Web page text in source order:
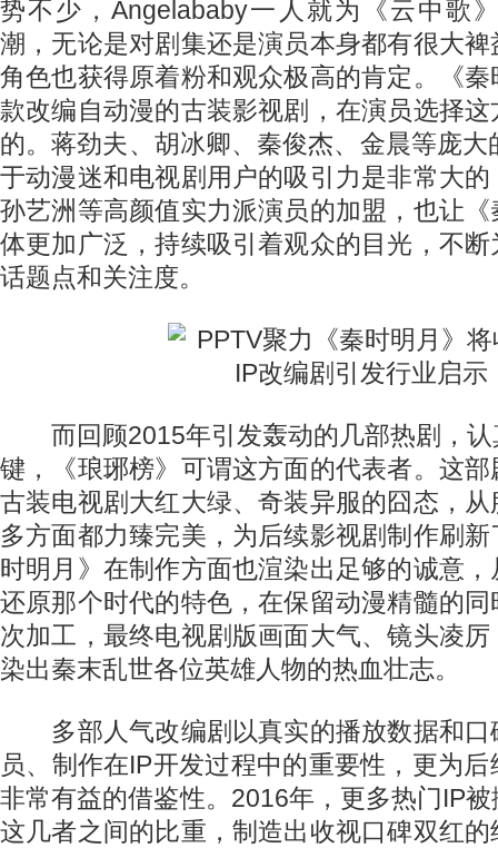
势不少，Angelababy一人就为《云中歌
潮，无论是对剧集还是演员本身都有很大
角色也获得原着粉和观众极高的肯定。《
款改编自动漫的古装影视剧，在演员选择
的。蒋劲夫、胡冰卿、秦俊杰、金晨等庞
于动漫迷和电视剧用户的吸引力是非常大
孙艺洲等高颜值实力派演员的加盟，也让
体更加广泛，持续吸引着观众的目光，不
话题点和关注度。
而回顾2015年引发轰动的几部热剧，认
键，《琅琊榜》可谓这方面的代表者。这
古装电视剧大红大绿、奇装异服的囧态，
多方面都力臻完美，为后续影视剧制作刷
时明月》在制作方面也渲染出足够的诚意
还原那个时代的特色，在保留动漫精髓的
次加工，最终电视剧版画面大气、镜头凌
染出秦末乱世各位英雄人物的热血壮志。
多部人气改编剧以真实的播放数据和口
员、制作在IP开发过程中的重要性，更为
非常有益的借鉴性。2016年，更多热门IP
这几者之间的比重，制造出收视口碑双红